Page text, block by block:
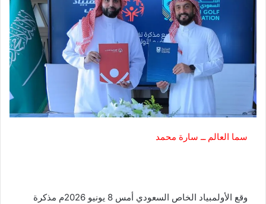
سما العالم ــ سارة محمد
وقع الأولمبياد الخاص السعودي أمس 8 يونيو 2026م مذكرة